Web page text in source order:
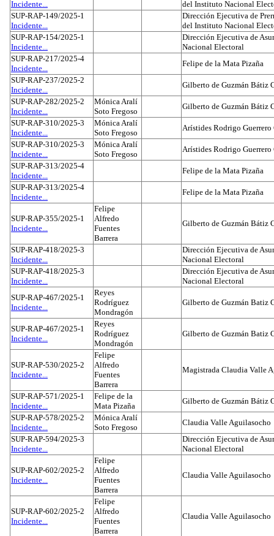
Incidente...
del Instituto Nacional
SUP-RAP-149/2025-1
Incidente...
Dirección Ejecutiva de
del Instituto Nacional
SUP-RAP-154/2025-1
Incidente...
Dirección Ejecutiva de
Nacional Electoral
SUP-RAP-217/2025-4
Incidente...
Felipe de la Mata Pizaña
SUP-RAP-237/2025-2
Incidente...
Gilberto de Guzmán Bátiz
SUP-RAP-282/2025-2
Incidente...
Mónica Aralí
Soto Fregoso
Gilberto de Guzmán Bátiz
SUP-RAP-310/2025-3
Incidente...
Mónica Aralí
Soto Fregoso
Arístides Rodrigo Guerrero
SUP-RAP-310/2025-3
Incidente...
Mónica Aralí
Soto Fregoso
Arístides Rodrigo Guerrero
SUP-RAP-313/2025-4
Incidente...
Felipe de la Mata Pizaña
SUP-RAP-313/2025-4
Incidente...
Felipe de la Mata Pizaña
SUP-RAP-355/2025-1
Incidente...
Felipe
Alfredo
Fuentes
Barrera
Gilberto de Guzmán Bátiz
SUP-RAP-418/2025-3
Incidente...
Dirección Ejecutiva de
Nacional Electoral
SUP-RAP-418/2025-3
Incidente...
Dirección Ejecutiva de
Nacional Electoral
SUP-RAP-467/2025-1
Incidente...
Reyes
Rodríguez
Mondragón
Gilberto de Guzmán Batiz
SUP-RAP-467/2025-1
Incidente...
Reyes
Rodríguez
Mondragón
Gilberto de Guzmán Batiz
SUP-RAP-530/2025-2
Incidente...
Felipe
Alfredo
Fuentes
Barrera
Magistrada Claudia Valle
SUP-RAP-571/2025-1
Incidente...
Felipe de la
Mata Pizaña
Gilberto de Guzmán Bátiz
SUP-RAP-578/2025-2
Incidente...
Mónica Aralí
Soto Fregoso
Claudia Valle Aguilasocho
SUP-RAP-594/2025-3
Incidente...
Dirección Ejecutiva de
Nacional Electoral
SUP-RAP-602/2025-2
Incidente...
Felipe
Alfredo
Fuentes
Barrera
Claudia Valle Aguilasocho
SUP-RAP-602/2025-2
Incidente...
Felipe
Alfredo
Fuentes
Barrera
Claudia Valle Aguilasocho